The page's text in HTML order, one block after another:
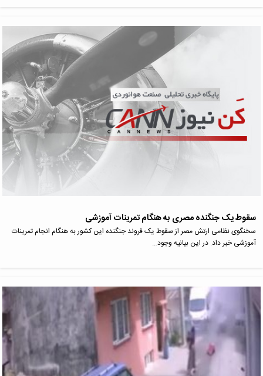
سقوط یک جنگنده مصری به هنگام تمرینات آموزشی
سخنگوی نظامی ارتش مصر از سقوط یک فروند جنگنده این کشور به هنگام انجام تمرینات
آموزشی خبر داد. در این بیانیه وجود…